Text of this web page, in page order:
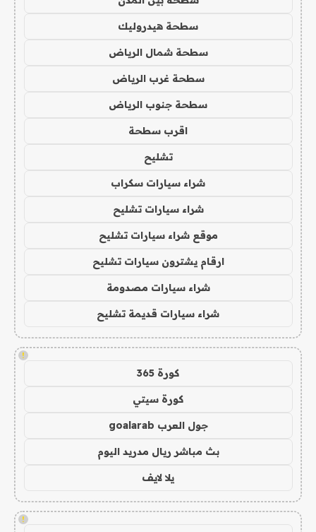
سطحة هيدروليك
سطحة شمال الرياض
سطحة غرب الرياض
سطحة جنوب الرياض
اقرب سطحة
تشليح
شراء سيارات سكراب
شراء سيارات تشليح
موقع شراء سيارات تشليح
ارقام يشترون سيارات تشليح
شراء سيارات مصدومة
شراء سيارات قديمة تشليح
!
كورة 365
كورة سيتي
جول العرب goalarab
بث مباشر ريال مدريد اليوم
يلا لايف
!